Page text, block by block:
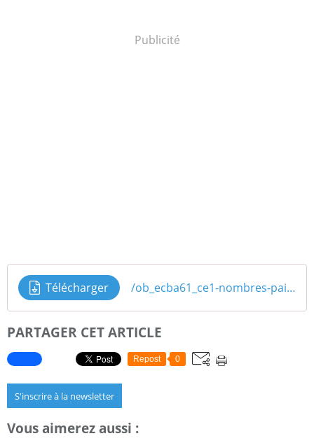
Publicité
Télécharger /ob_ecba61_ce1-nombres-pairs-et-nombres-impairs
PARTAGER CET ARTICLE
Repost 0
S'inscrire à la newsletter
Vous aimerez aussi :